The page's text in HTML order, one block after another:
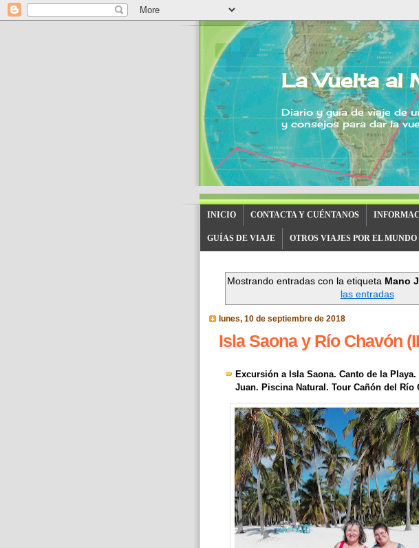
La Vuelta al
Diario y guía de viaje de
y consejos para dar la
INICIO CONTACTA Y CUÉNTANOS
GUÍAS DE VIAJE OTROS VIAJES POR EL MUNDO
Mostrando entradas con la etiqueta Mano
las entradas
lunes, 10 de septiembre de 2018
Isla Saona y Río Chavón
Excursión a Isla Saona. Canto de la
Juan. Piscina Natural. Tour Cañón del Río